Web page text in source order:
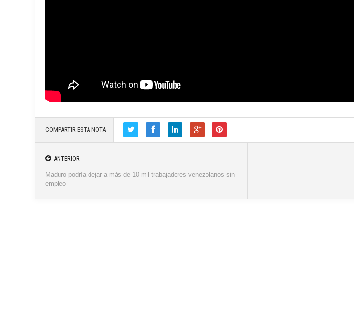
COMPARTIR ESTA NOTA
ANTERIOR
Maduro podría dejar a más de 10 mil trabajadores venezolanos sin
empleo